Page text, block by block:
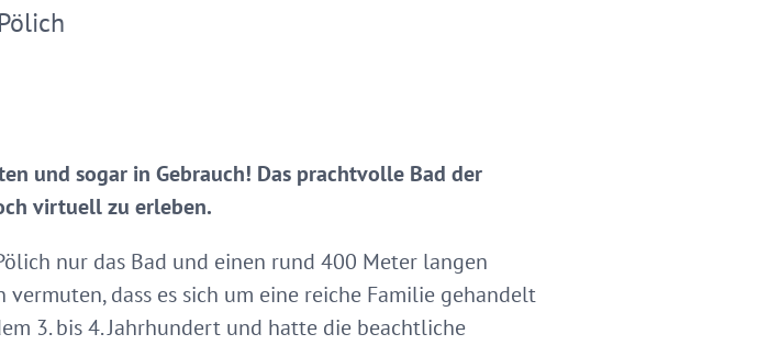
Pölich
und sogar in Gebrauch! Das prachtvolle Bad der
virtuell zu erleben.
nur das Bad und einen rund 400 Meter langen
dass es sich um eine reiche Familie gehandelt
3. bis 4. Jahrhundert und hatte die beachtliche